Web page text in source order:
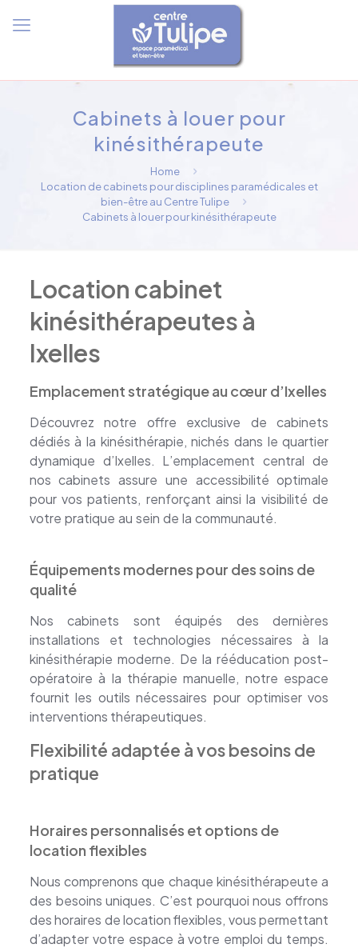
Cabinets à louer pour
kinésithérapeute
Home
Location de cabinets pour disciplines paramédicales et
bien-être au Centre Tulipe
Cabinets à louer pour kinésithérapeute
Location cabinet
kinésithérapeutes à
Ixelles
Emplacement stratégique au cœur d’Ixelles
Découvrez notre offre exclusive de cabinets
dédiés à la kinésithérapie, nichés dans le quartier
dynamique d’Ixelles. L’emplacement central de
nos cabinets assure une accessibilité optimale
pour vos patients, renforçant ainsi la visibilité de
votre pratique au sein de la communauté.
Équipements modernes pour des soins de
qualité
Nos cabinets sont équipés des dernières
installations et technologies nécessaires à la
kinésithérapie moderne. De la rééducation post-
opératoire à la thérapie manuelle, notre espace
fournit les outils nécessaires pour optimiser vos
interventions thérapeutiques.
Flexibilité adaptée à vos besoins de
pratique
Horaires personnalisés et options de
location flexibles
Nous comprenons que chaque kinésithérapeute a
des besoins uniques. C’est pourquoi nous offrons
des horaires de location flexibles, vous permettant
d’adapter votre espace à votre emploi du temps.